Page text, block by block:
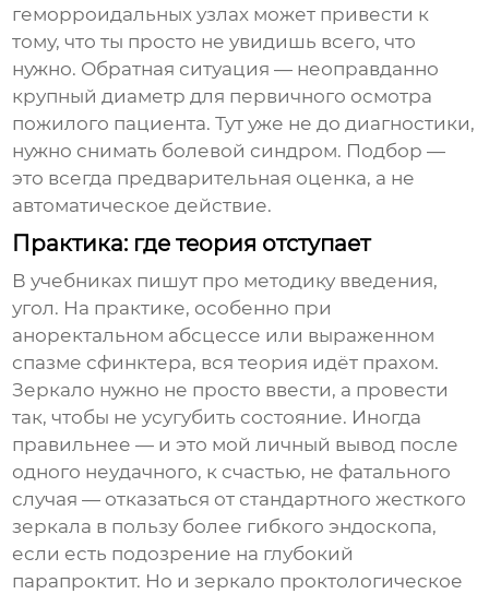
геморроидальных узлах может привести к
тому, что ты просто не увидишь всего, что
нужно. Обратная ситуация — неоправданно
крупный диаметр для первичного осмотра
пожилого пациента. Тут уже не до диагностики,
нужно снимать болевой синдром. Подбор —
это всегда предварительная оценка, а не
автоматическое действие.
Практика: где теория отступает
В учебниках пишут про методику введения,
угол. На практике, особенно при
аноректальном абсцессе или выраженном
спазме сфинктера, вся теория идёт прахом.
Зеркало нужно не просто ввести, а провести
так, чтобы не усугубить состояние. Иногда
правильнее — и это мой личный вывод после
одного неудачного, к счастью, не фатального
случая — отказаться от стандартного жесткого
зеркала в пользу более гибкого эндоскопа,
если есть подозрение на глубокий
парапроктит. Но изеркало проктологическое